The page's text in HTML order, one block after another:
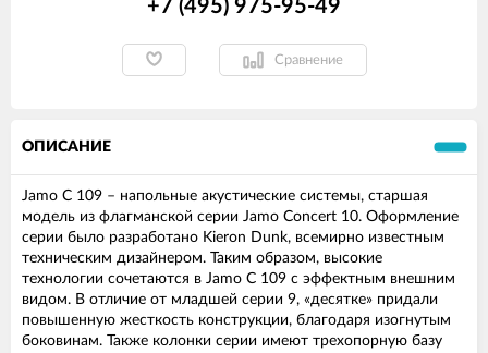
+7 (495) 975-95-49
Сравнение
ОПИСАНИЕ
Jamo C 109 – напольные акустические системы, старшая
модель из флагманской серии Jamo Concert 10. Оформление
серии было разработано Kieron Dunk, всемирно известным
техническим дизайнером. Таким образом, высокие
технологии сочетаются в Jamo C 109 с эффектным внешним
видом. В отличие от младшей серии 9, «десятке» придали
повышенную жесткость конструкции, благодаря изогнутым
боковинам. Также колонки серии имеют трехопорную базу